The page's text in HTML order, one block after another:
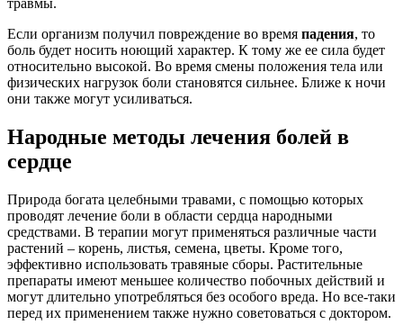
Если организм получил повреждение во время падения, то
боль будет носить ноющий характер. К тому же ее сила будет
относительно высокой. Во время смены положения тела или
физических нагрузок боли становятся сильнее. Ближе к ночи
они также могут усиливаться.
Народные методы лечения болей в
сердце
Природа богата целебными травами, с помощью которых
проводят лечение боли в области сердца народными
средствами. В терапии могут применяться различные части
растений – корень, листья, семена, цветы. Кроме того,
эффективно использовать травяные сборы. Растительные
препараты имеют меньшее количество побочных действий и
могут длительно употребляться без особого вреда. Но все-таки
перед их применением также нужно советоваться с доктором.